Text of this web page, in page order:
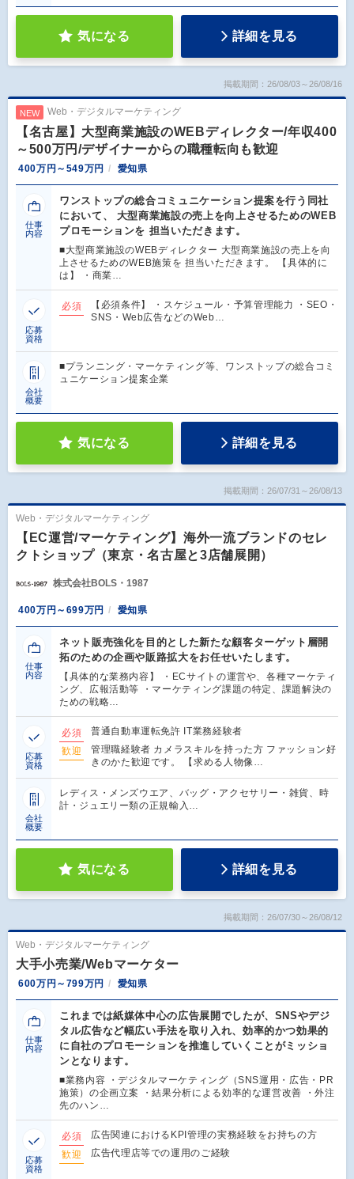
気になる 詳細を見る
掲載期間：26/08/03～26/08/16
NEW Web・デジタルマーケティング
【名古屋】大型商業施設のWEBディレクター/年収400
～500万円/デザイナーからの職種転向も歓迎
400万円～549万円 愛知県
仕事
内容
ワンストップの総合コミュニケーション提案を行う同社
において、 大型商業施設の売上を向上させるためのWEB
プロモーションを 担当いただきます。
■大型商業施設のWEBディレクター 大型商業施設の売上を向
上させるためのWEB施策を 担当いただきます。 【具体的に
は】 ・商業…
応募
資格
必須
【必須条件】 ・スケジュール・予算管理能力 ・SEO・
SNS・Web広告などのWeb…
会社
概要
■プランニング・マーケティング等、ワンストップの総合コミ
ュニケーション提案企業
気になる 詳細を見る
掲載期間：26/07/31～26/08/13
Web・デジタルマーケティング
【EC運営/マーケティング】海外一流ブランドのセレ
クトショップ（東京・名古屋と3店舗展開）
株式会社BOLS・1987
400万円～699万円 愛知県
仕事
内容
ネット販売強化を目的とした新たな顧客ターゲット層開
拓のための企画や販路拡大をお任せいたします。
【具体的な業務内容】 ・ECサイトの運営や、各種マーケティ
ング、広報活動等 ・マーケティング課題の特定、課題解決の
ための戦略…
応募
資格
必須
普通自動車運転免許 IT業務経験者
歓迎
管理職経験者 カメラスキルを持った方 ファッション好
きのかた歓迎です。 【求める人物像…
会社
概要
レディス・メンズウエア、バッグ・アクセサリー・雑貨、時
計・ジュエリー類の正規輸入…
気になる 詳細を見る
掲載期間：26/07/30～26/08/12
Web・デジタルマーケティング
大手小売業/Webマーケター
600万円～799万円 愛知県
仕事
内容
これまでは紙媒体中心の広告展開でしたが、SNSやデジ
タル広告など幅広い手法を取り入れ、効率的かつ効果的
に自社のプロモーションを推進していくことがミッショ
ンとなります。
■業務内容 ・デジタルマーケティング（SNS運用・広告・PR
施策）の企画立案 ・結果分析による効率的な運営改善 ・外注
先のハン…
応募
資格
必須
広告関連におけるKPI管理の実務経験をお持ちの方
歓迎
広告代理店等での運用のご経験